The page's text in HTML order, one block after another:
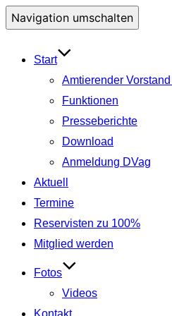
Navigation umschalten
Start
Amtierender
Funktionen
Presseberichte
Download
Anmeldung DVag
Aktuell
Termine
Reservisten zu 100%
Mitglied werden
Fotos
Videos
Kontakt